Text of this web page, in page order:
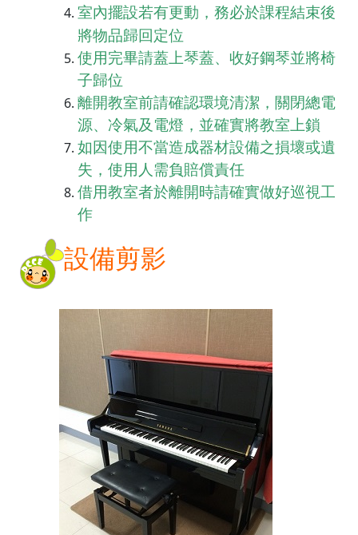
室內擺設若有更動，務必於課程結束後
將物品歸回定位
使用完畢請蓋上琴蓋、收好鋼琴並將椅
子歸位
離開教室前請確認環境清潔，關閉總電
源、冷氣及電燈，並確實將教室上鎖
如因使用不當造成器材設備之損壞或遺
失，使用人需負賠償責任
借用教室者於離開時請確實做好巡視工
作
設備剪影